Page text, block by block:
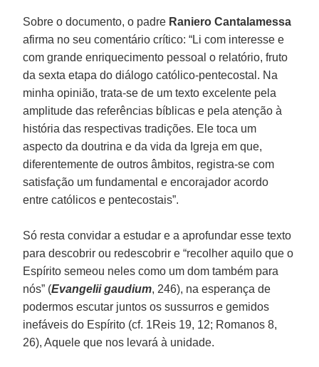
Sobre o documento, o padre Raniero Cantalamessa
afirma no seu comentário crítico: “Li com interesse e
com grande enriquecimento pessoal o relatório, fruto
da sexta etapa do diálogo católico-pentecostal. Na
minha opinião, trata-se de um texto excelente pela
amplitude das referências bíblicas e pela atenção à
história das respectivas tradições. Ele toca um
aspecto da doutrina e da vida da Igreja em que,
diferentemente de outros âmbitos, registra-se com
satisfação um fundamental e encorajador acordo
entre católicos e pentecostais”.
Só resta convidar a estudar e a aprofundar esse texto
para descobrir ou redescobrir e “recolher aquilo que o
Espírito semeou neles como um dom também para
nós” (Evangelii gaudium, 246), na esperança de
podermos escutar juntos os sussurros e gemidos
inefáveis do Espírito (cf. 1Reis 19, 12; Romanos 8,
26), Aquele que nos levará à unidade.